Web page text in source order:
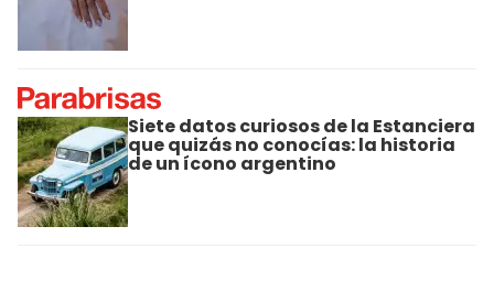
Siete datos curiosos de la Estanciera
que quizás no conocías: la historia
de un ícono argentino